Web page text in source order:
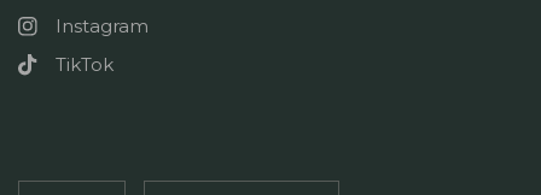
Instagram
TikTok